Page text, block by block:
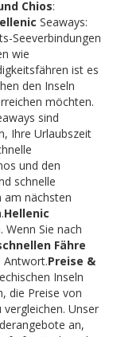
Chios:
Seaways:
Seeverbindungen
wie
ist es
den Inseln
möchten.
sind
Ihre Urlaubszeit
und den
schnelle
am nächsten
Hellenic
Wenn Sie nach
Fähre
Antwort.Preise &
Inseln
die Preise von
vergleichen. Unser
an,